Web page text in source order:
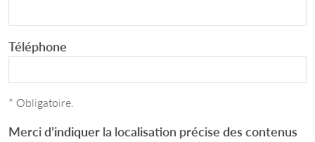
Téléphone
* Obligatoire.
Merci d’indiquer la localisation précise des contenus